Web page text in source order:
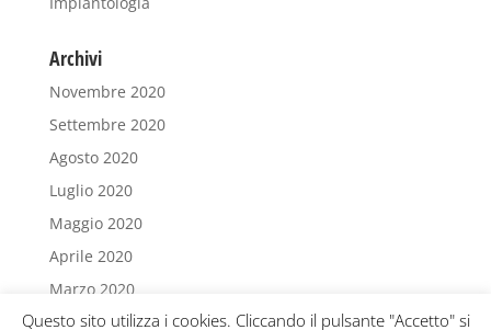
Archivi
Novembre 2020
Settembre 2020
Agosto 2020
Luglio 2020
Maggio 2020
Aprile 2020
Marzo 2020
Febbraio 2020
Questo sito utilizza i cookies. Cliccando il pulsante "Accetto" si